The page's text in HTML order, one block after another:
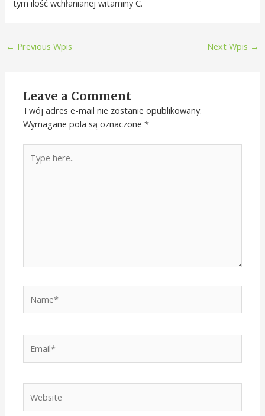
tym ilość wchłanianej witaminy C.
← Previous Wpis Next Wpis →
Leave a Comment
Twój adres e-mail nie zostanie opublikowany.
Wymagane pola są oznaczone*
here..